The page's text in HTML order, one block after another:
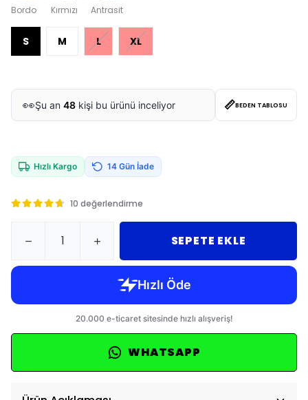
Bordo Kırmızı Antrasit
S M L XL
👀Şu an 48 kişi bu ürünü inceliyor 📏BEDEN TABLOSU
Hızlı Kargo 14 Gün İade
10 değerlendirme
SEPETE EKLE
WHATSAPP